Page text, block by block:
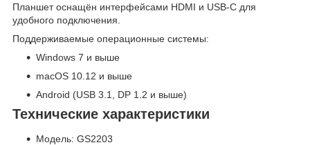
Планшет оснащён интерфейсами HDMI и USB-C для
удобного подключения.
Поддерживаемые операционные системы:
Windows 7 и выше
macOS 10.12 и выше
Android (USB 3.1, DP 1.2 и выше)
Технические характеристики
Модель: GS2203